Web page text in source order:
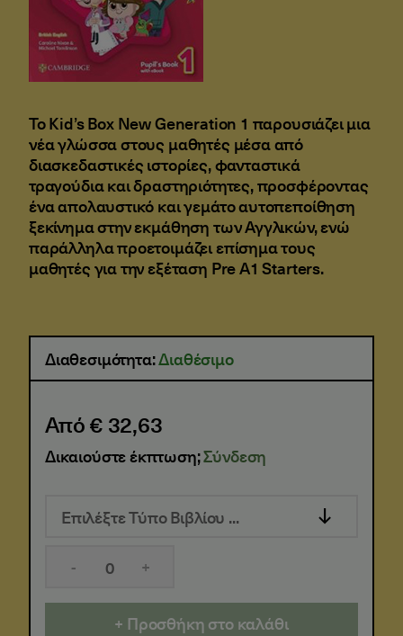
Το Kid’s Box New Generation 1 παρουσιάζει μια
νέα γλώσσα στους μαθητές μέσα από
διασκεδαστικές ιστορίες, φανταστικά
τραγούδια και δραστηριότητες, προσφέροντας
ένα απολαυστικό και γεμάτο αυτοπεποίθηση
ξεκίνημα στην εκμάθηση των Αγγλικών, ενώ
παράλληλα προετοιμάζει επίσημα τους
μαθητές για την εξέταση Pre A1 Starters.
Διαθεσιμότητα:Διαθέσιμο
Από € 32,63
Δικαιούστε έκπτωση;Σύνδεση
Επιλέξτε Τύπο Βιβλίου ...
+
-
Προσθήκη στο καλάθι